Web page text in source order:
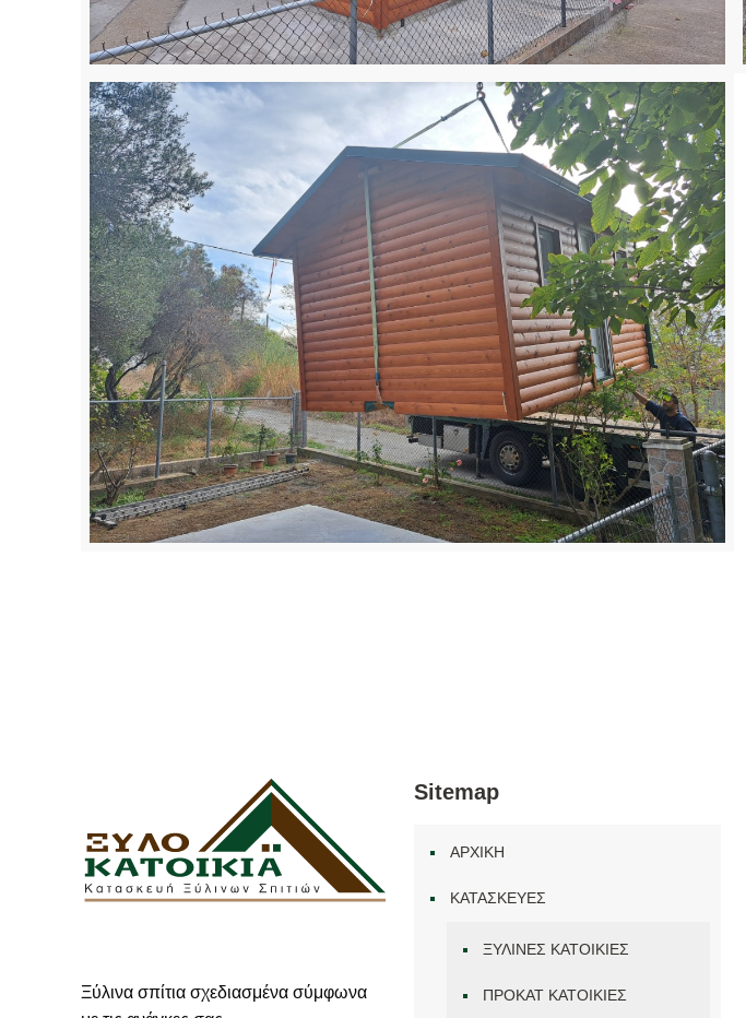
Ξύλινα σπίτια σχεδιασμένα σύμφωνα
Sitemap
ΑΡΧΙΚΗ
ΚΑΤΑΣΚΕΥΕΣ
ΞΥΛΙΝΕΣ ΚΑΤΟΙΚΙΕΣ
ΠΡΟΚΑΤ ΚΑΤΟΙΚΙΕΣ